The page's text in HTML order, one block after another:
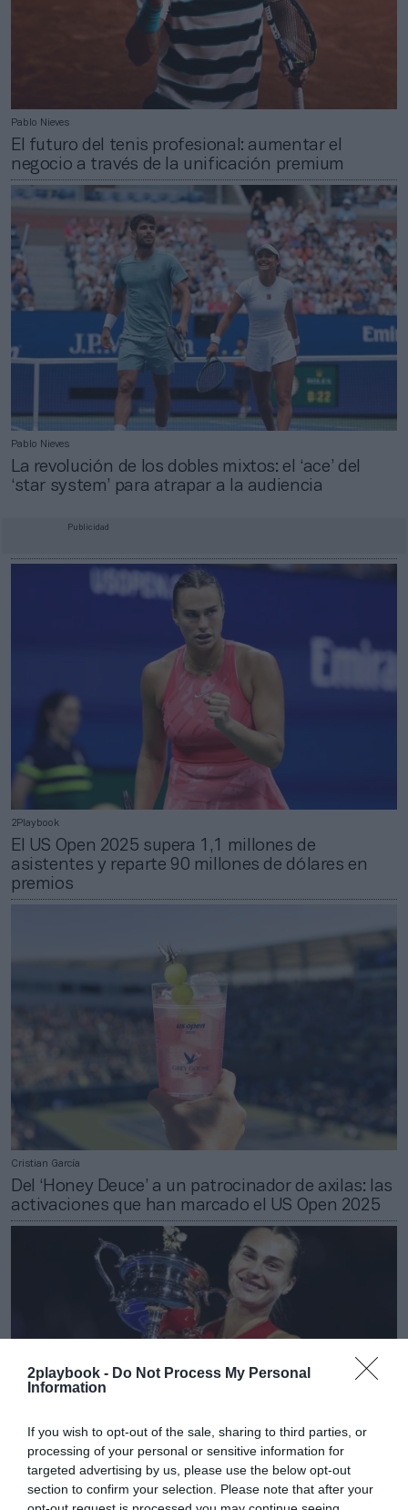
2playbook - Do Not Process My Personal
Information
If you wish to opt-out of the sale, sharing to third parties, or
processing of your personal or sensitive information for
targeted advertising by us, please use the below opt-out
section to confirm your selection. Please note that after your
Pablo Nieves
El futuro del tenis profesional: aumentar el
negocio a través de la unificación premium
Pablo Nieves
La revolución de los dobles mixtos: el ‘ace’ del
‘star system’ para atrapar a la audiencia
Publicidad
2Playbook
El US Open 2025 supera 1,1 millones de
asistentes y reparte 90 millones de dólares en
premios
Cristian García
Del ‘Honey Deuce’ a un patrocinador de axilas: las
activaciones que han marcado el US Open 2025
2Playbook